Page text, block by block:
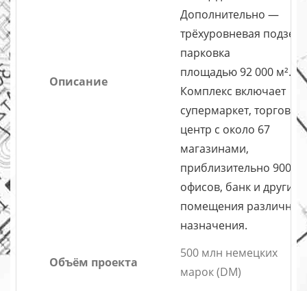
Описание
Дополнительно —
трёхуровневая
парковка
площадью 92 000 м².
Комплекс включает
супермаркет, торговый
центр с около 67
магазинами,
приблизительно 900
офисов, банк и другие
помещения
назначения.
Объём проекта
500 млн немецких
марок (DM)